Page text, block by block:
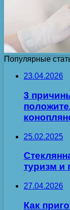
Популярные
23.04.2026
3
25.02.2025
туризм и
27.04.2026
Как